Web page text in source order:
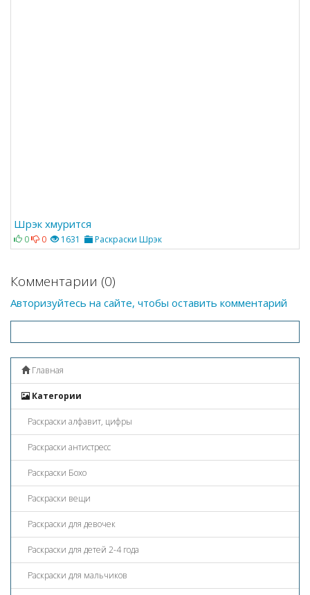
Шрэк хмурится
0 0 1631 Раскраски Шрэк
Комментарии (0)
Авторизуйтесь на сайте, чтобы оставить комментарий
Главная
Категории
Раскраски алфавит, цифры
Раскраски антистресс
Раскраски Бохо
Раскраски вещи
Раскраски для девочек
Раскраски для детей 2-4 года
Раскраски для мальчиков